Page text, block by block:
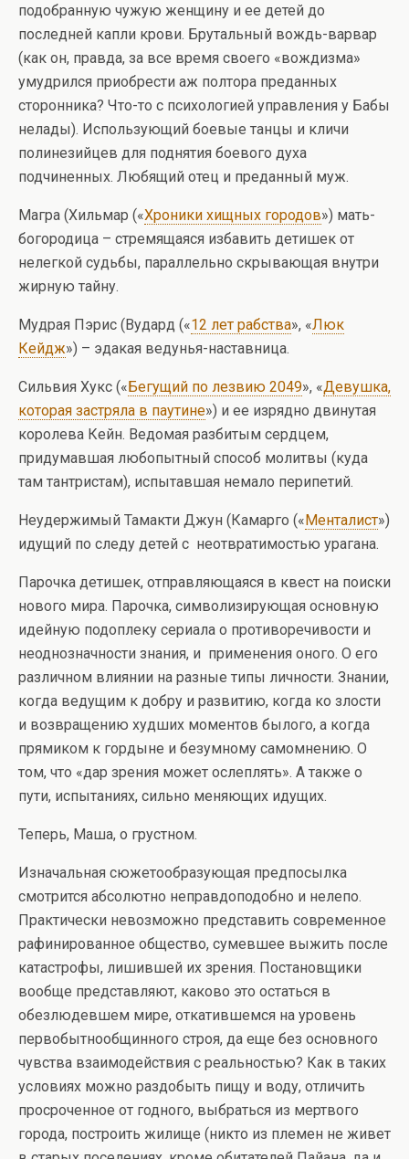
подобранную чужую женщину и ее детей до
последней капли крови. Брутальный вождь-варвар
(как он, правда, за все время своего «вождизма»
умудрился приобрести аж полтора преданных
сторонника? Что-то с психологией управления у Бабы
нелады). Использующий боевые танцы и кличи
полинезийцев для поднятия боевого духа
подчиненных. Любящий отец и преданный муж.
Магра (Хильмар («Хроники хищных городов») мать-
богородица – стремящаяся избавить детишек от
нелегкой судьбы, параллельно скрывающая внутри
жирную тайну.
Мудрая Пэрис (Вудард («12 лет рабства», «Люк
Кейдж») – эдакая ведунья-наставница.
Сильвия Хукс («Бегущий по лезвию 2049», «Девушка,
которая застряла в паутине») и ее изрядно двинутая
королева Кейн. Ведомая разбитым сердцем,
придумавшая любопытный способ молитвы (куда
там тантристам), испытавшая немало перипетий.
Неудержимый Тамакти Джун (Камарго («Менталист»)
идущий по следу детей с неотвратимостью урагана.
Парочка детишек, отправляющаяся в квест на поиски
нового мира. Парочка, символизирующая основную
идейную подоплеку сериала о противоречивости и
неоднозначности знания, и применения оного. О его
различном влиянии на разные типы личности. Знании,
когда ведущим к добру и развитию, когда ко злости
и возвращению худших моментов былого, а когда
прямиком к гордыне и безумному самомнению. О
том, что «дар зрения может ослеплять». А также о
пути, испытаниях, сильно меняющих идущих.
Теперь, Маша, о грустном.
Изначальная сюжетообразующая предпосылка
смотрится абсолютно неправдоподобно и нелепо.
Практически невозможно представить современное
рафинированное общество, сумевшее выжить после
катастрофы, лишившей их зрения. Постановщики
вообще представляют, каково это остаться в
обезлюдевшем мире, откатившемся на уровень
первобытнообщинного строя, да еще без основного
чувства взаимодействия с реальностью? Как в таких
условиях можно раздобыть пищу и воду, отличить
просроченное от годного, выбраться из мертвого
города, построить жилище (никто из племен не живет